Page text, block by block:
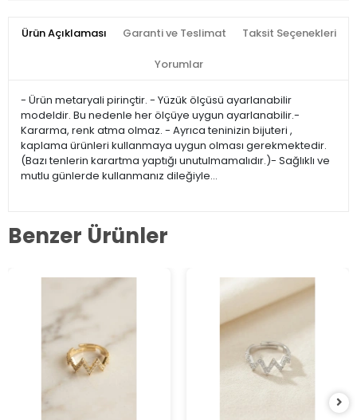
Ürün Açıklaması Garanti ve Teslimat Taksit Seçenekleri
Yorumlar
- Ürün metaryali pirinçtir. - Yüzük ölçüsü ayarlanabilir
modeldir. Bu nedenle her ölçüye uygun ayarlanabilir.-
Kararma, renk atma olmaz. - Ayrıca teninizin bijuteri ,
kaplama ürünleri kullanmaya uygun olması gerekmektedir.
(Bazı tenlerin karartma yaptığı unutulmamalıdır.)- Sağlıklı ve
mutlu günlerde kullanmanız dileğiyle…
Benzer Ürünler